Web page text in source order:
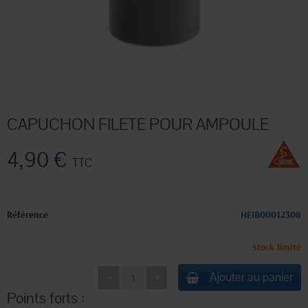
CAPUCHON FILETE POUR AMPOULE
4,90 € TTC
Référence HEIB00012308
Stock limité
Ajouter au panier
Points forts :